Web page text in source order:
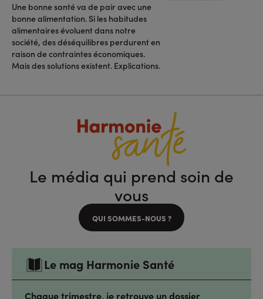
Une bonne santé va de pair avec une
bonne alimentation. Si les habitudes
alimentaires évoluent dans notre
société, des déséquilibres perdurent en
raison de contraintes économiques.
Mais des solutions existent. Explications.
Le média qui prend soin de
vous
QUI SOMMES-NOUS ?
Le mag Harmonie Santé
Chaque trimestre, je retrouve un dossier